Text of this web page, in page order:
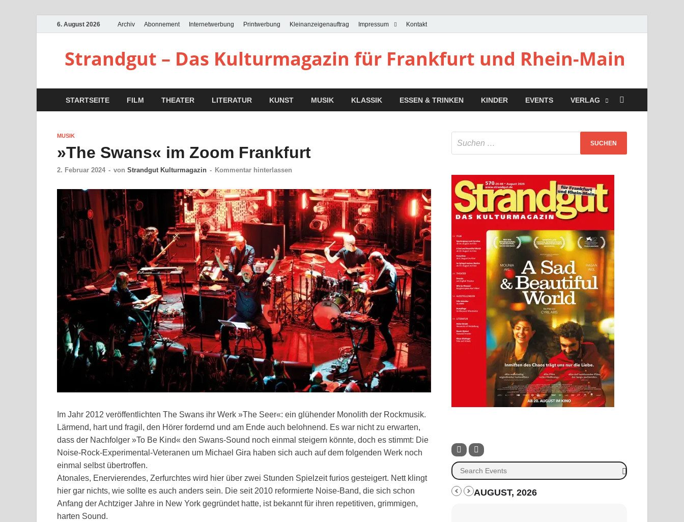
6. August 2026 Archiv Abonnement Internetwerbung Printwerbung Kleinanzeigenauftrag Impressum Kontakt
Strandgut – Das Kulturmagazin für Frankfurt und Rhein-Main
STARTSEITE FILM THEATER LITERATUR KUNST MUSIK KLASSIK ESSEN & TRINKEN KINDER EVENTS VERLAG
MUSIK
»The Swans« im Zoom Frankfurt
2. Februar 2024 - von Strandgut Kulturmagazin - Kommentar hinterlassen
Im Jahr 2012 veröffentlichten The Swans ihr Werk »The Seer«: ein glühender Monolith der Rockmusik.
Lärmend, hart und fragil, den Hörer fordernd und am Ende auch belohnend. Es war nicht zu erwarten,
dass der Nachfolger »To Be Kind« den Swans-Sound noch einmal steigern könnte, doch es stimmt: Die
Noise-Rock-Experimental-Veteranen um Michael Gira haben sich auch auf dem folgenden Werk noch
einmal selbst übertroffen.
Atonales, Enervierendes, Zerfurchtes wird hier über zwei Stunden Spielzeit furios gesteigert. Nett klingt
hier gar nichts, wie sollte es auch anders sein. Die seit 2010 reformierte Noise-Band, die sich schon
Anfang der Achtziger Jahre in New York gegründet hatte, ist bekannt für ihren repetitiven, grimmigen,
harten Sound.
AUGUST, 2026